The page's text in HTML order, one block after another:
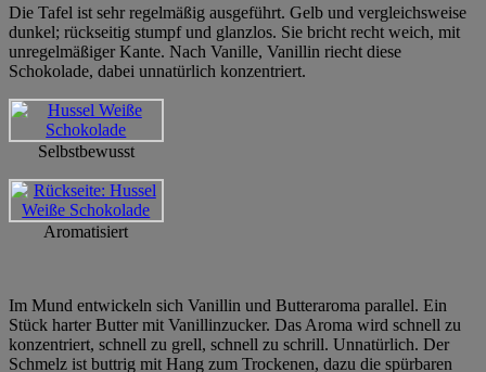
Die Tafel ist sehr regelmäßig ausgeführt. Gelb und vergleichsweise
dunkel; rückseitig stumpf und glanzlos. Sie bricht recht weich, mit
unregelmäßiger Kante. Nach Vanille, Vanillin riecht diese
Schokolade, dabei unnatürlich konzentriert.
Selbstbewusst
Aromatisiert
Im Mund entwickeln sich Vanillin und Butteraroma parallel. Ein
Stück harter Butter mit Vanillinzucker. Das Aroma wird schnell zu
konzentriert, schnell zu grell, schnell zu schrill. Unnatürlich. Der
Schmelz ist buttrig mit Hang zum Trockenen, dazu die spürbaren